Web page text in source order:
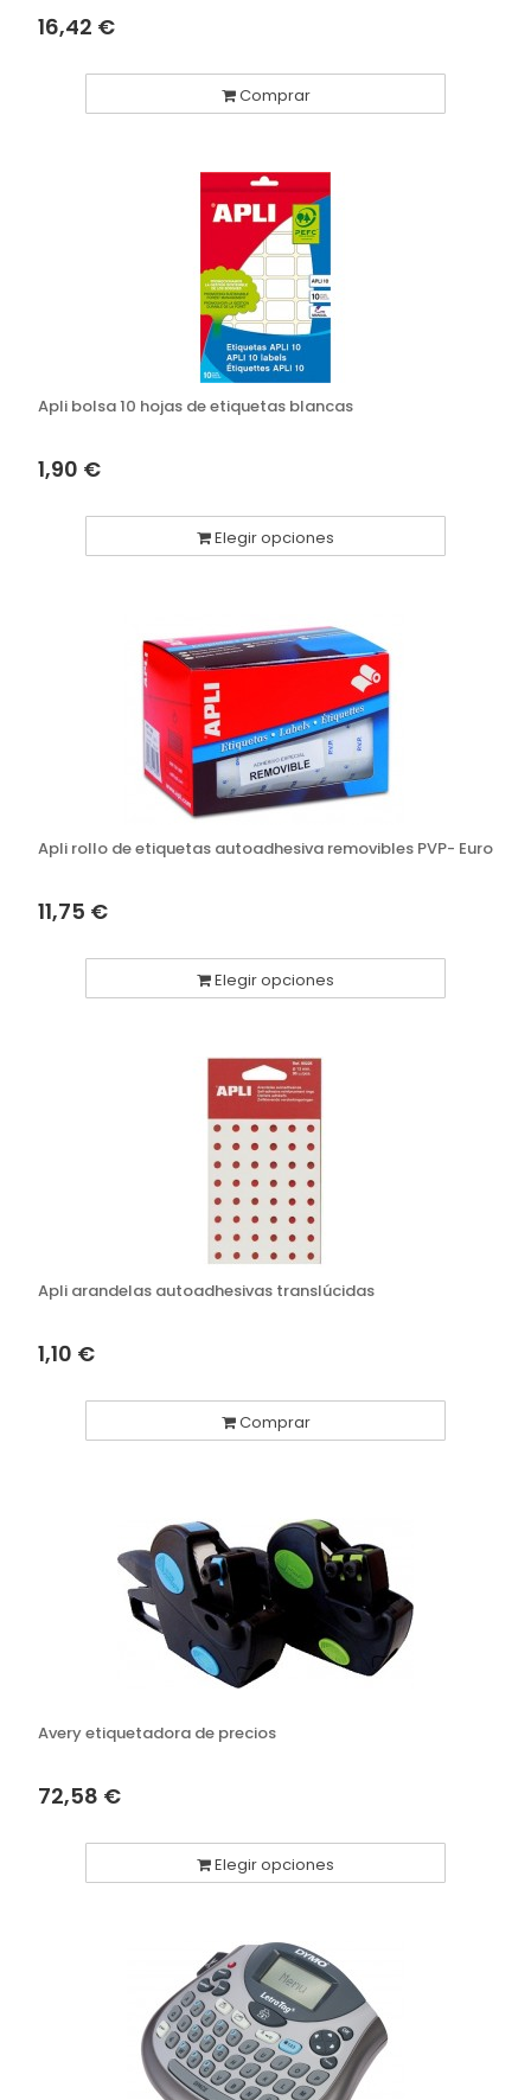
16,42 €
Comprar
Apli bolsa 10 hojas de etiquetas blancas
1,90 €
Elegir opciones
Apli rollo de etiquetas autoadhesiva removibles PVP- Euro
11,75 €
Elegir opciones
Apli arandelas autoadhesivas translúcidas
1,10 €
Comprar
Avery etiquetadora de precios
72,58 €
Elegir opciones